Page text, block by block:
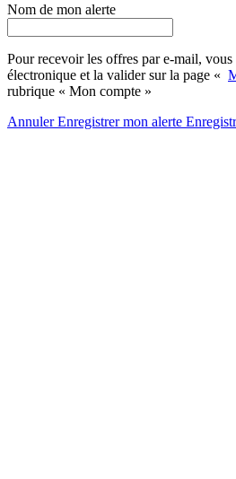
Nom de mon alerte
Pour recevoir les offres par e-mail, vous
électronique et la valider sur la page «
rubrique « Mon compte »
AnnulerEnregistrer mon alerte